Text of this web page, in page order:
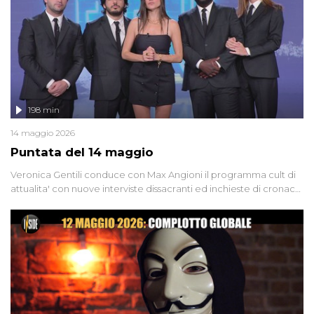
groviglio di dubbi mai chiariti. Nel corso dello speciale anche
l'intervista inedita a Olindo Romano, realizzata ne...
Puntata del 14 maggio
198 min
14 maggio 2026
Veronica Gentili conduce con Max Angioni il programma cult di
attualita' con nuove interviste dissacranti ed inchieste di cronaca